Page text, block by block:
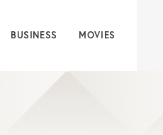
BUSINESS MOVIES